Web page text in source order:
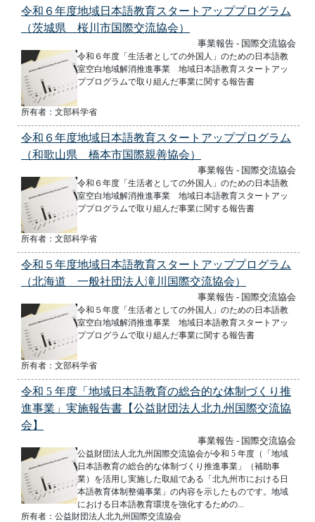
令和６年度地域日本語教育スタートアッププログラム
（茨城県 桜川市国際交流協会）
事業報告 - 国際交流協会
令和６年度「生活者としての外国人」のための日本語教
室空白地域解消推進事業 地域日本語教育スタートアッ
ププログラムで取り組んだ事業に関する報告書
所有者：文部科学省
令和６年度地域日本語教育スタートアッププログラム
（和歌山県 橋本市国際親善協会）
事業報告 - 国際交流協会
令和６年度「生活者としての外国人」のための日本語教
室空白地域解消推進事業 地域日本語教育スタートアッ
ププログラムで取り組んだ事業に関する報告書
所有者：文部科学省
令和５年度地域日本語教育スタートアッププログラム
（北海道 一般社団法人滝川国際交流協会）
事業報告 - 国際交流協会
令和５年度「生活者としての外国人」のための日本語教
室空白地域解消推進事業 地域日本語教育スタートアッ
ププログラムで取り組んだ事業に関する報告書
所有者：文部科学省
令和 5 年度「地域日本語教育の総合的な体制づくり推
進事業」実施報告書【公益財団法人北九州国際交流協
会】
事業報告 - 国際交流協会
公益財団法人北九州国際交流協会が令和 5 年度（「地域
日本語教育の総合的な体制づくり推進事業」（補助事
業）を活用し実施した取組である「北九州市における日
本語教育体制整備事業」の内容を示したものです。地域
における日本語教育環境を強化するための...
所有者：公益財団法人北九州国際交流協会